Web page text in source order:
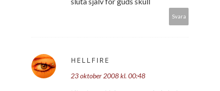
Svara
HELLFIRE
23 oktober 2008 kl. 00:48